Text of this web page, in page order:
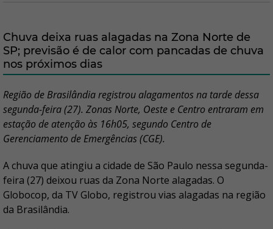
Chuva deixa ruas alagadas na Zona Norte de
SP; previsão é de calor com pancadas de chuva
nos próximos dias
Região de Brasilândia registrou alagamentos na tarde dessa
segunda-feira (27). Zonas Norte, Oeste e Centro entraram em
estação de atenção às 16h05, segundo Centro de
Gerenciamento de Emergências (CGE).
A chuva que atingiu a cidade de São Paulo nessa segunda-
feira (27) deixou ruas da Zona Norte alagadas. O
Globocop, da TV Globo, registrou vias alagadas na região
da Brasilândia.